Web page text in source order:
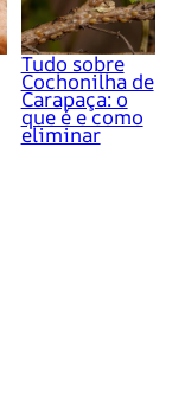
Tudo sobre
Cochonilha de
Carapaça: o
que é e como
eliminar